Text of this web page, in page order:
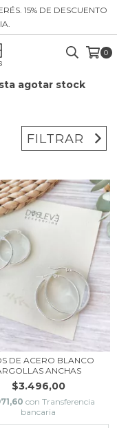
15% DE DESCUENTO
0
agotar stock
FILTRAR
DE ACERO BLANCO
ANCHAS
$3.496,00
con Transferencia
bancaria